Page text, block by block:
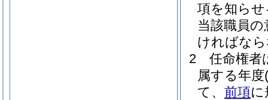
項を知ら
当該職員
ければな
2
任命権者
属する年度
て、 前項